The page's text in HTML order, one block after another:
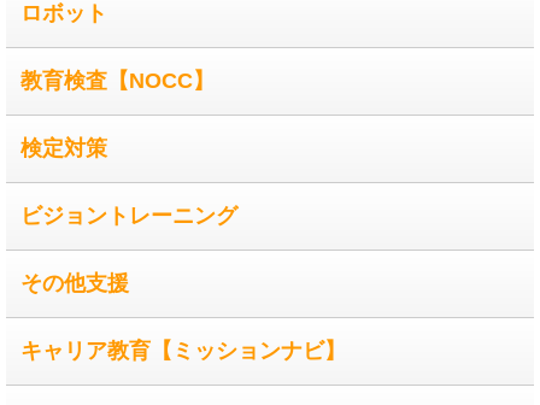
ロボット
教育検査【NOCC】
検定対策
ビジョントレーニング
その他支援
キャリア教育【ミッションナビ】